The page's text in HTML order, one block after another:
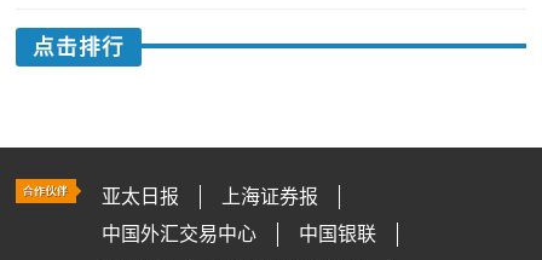
点击排行
亚太日报
上海证券报
中国外汇交易中心
中国银联